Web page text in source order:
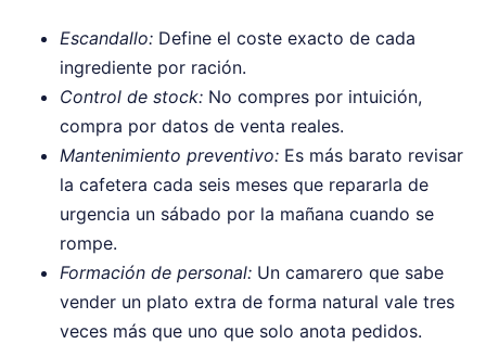
Escandallo: Define el coste exacto de cada
ingrediente por ración.
Control de stock: No compres por intuición,
compra por datos de venta reales.
Mantenimiento preventivo: Es más barato revisar
la cafetera cada seis meses que repararla de
urgencia un sábado por la mañana cuando se
rompe.
Formación de personal: Un camarero que sabe
vender un plato extra de forma natural vale tres
veces más que uno que solo anota pedidos.